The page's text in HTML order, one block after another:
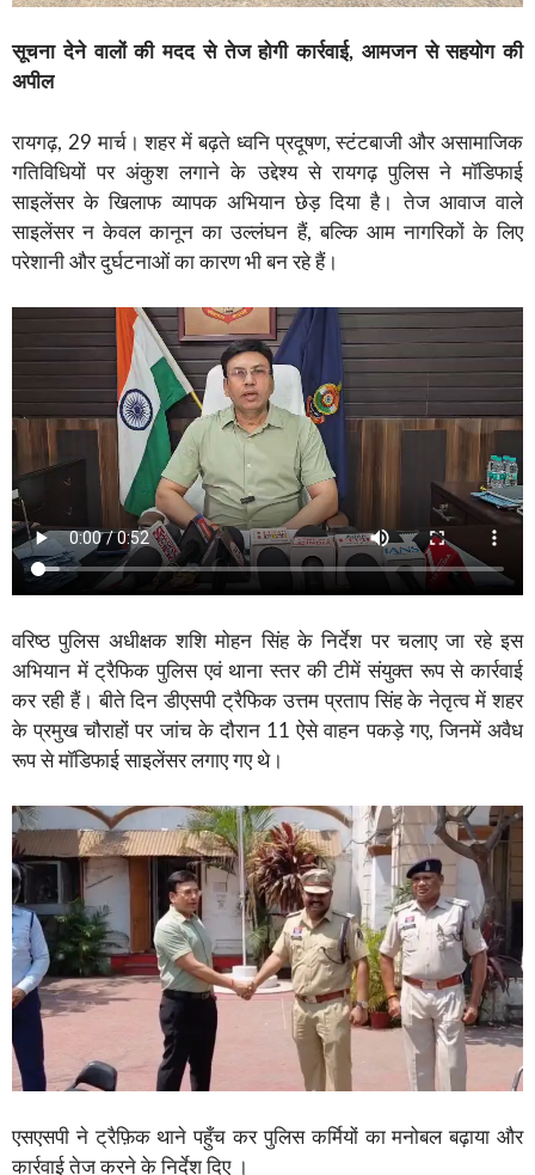
सूचना देने वालों की मदद से तेज होगी कार्रवाई, आमजन से सहयोग की
अपील
रायगढ़, 29 मार्च। शहर में बढ़ते ध्वनि प्रदूषण, स्टंटबाजी और असामाजिक
गतिविधियों पर अंकुश लगाने के उद्देश्य से रायगढ़ पुलिस ने मॉडिफाई
साइलेंसर के खिलाफ व्यापक अभियान छेड़ दिया है। तेज आवाज वाले
साइलेंसर न केवल कानून का उल्लंघन हैं, बल्कि आम नागरिकों के लिए
परेशानी और दुर्घटनाओं का कारण भी बन रहे हैं।
वरिष्ठ पुलिस अधीक्षक शशि मोहन सिंह के निर्देश पर चलाए जा रहे इस
अभियान में ट्रैफिक पुलिस एवं थाना स्तर की टीमें संयुक्त रूप से कार्रवाई
कर रही हैं। बीते दिन डीएसपी ट्रैफिक उत्तम प्रताप सिंह के नेतृत्व में शहर
के प्रमुख चौराहों पर जांच के दौरान 11 ऐसे वाहन पकड़े गए, जिनमें अवैध
रूप से मॉडिफाई साइलेंसर लगाए गए थे।
एसएसपी ने ट्रैफ़िक थाने पहुँच कर पुलिस कर्मियों का मनोबल बढ़ाया और
कार्रवाई तेज करने के निर्देश दिए ।